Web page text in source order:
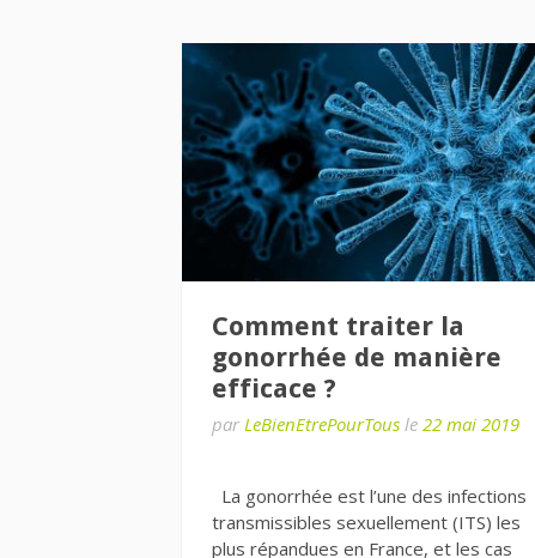
Comment traiter la
gonorrhée de manière
efficace ?
par LeBienEtrePourTous le 22 mai 2019
La gonorrhée est l’une des infections
transmissibles sexuellement (ITS) les
plus répandues en France, et les cas